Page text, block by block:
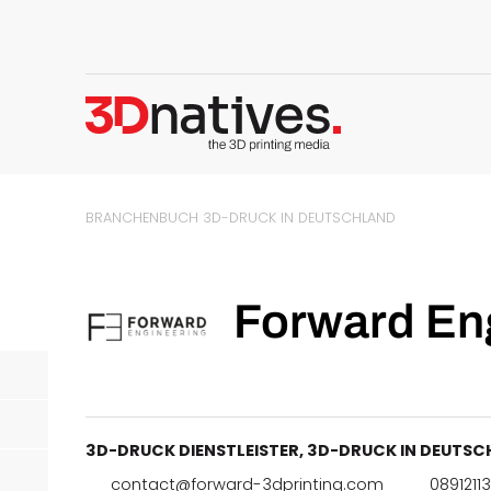
BRANCHENBUCH 3D-DRUCK IN DEUTSCHLAND
Forward
3D-DRUCK DIENSTLEISTER, 3D-DRUCK IN
contact@forward-3dprinting.com